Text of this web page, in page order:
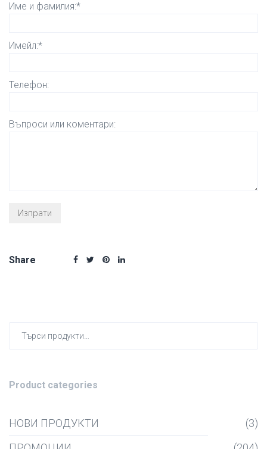
Име и фамилия:*
Имейл:*
Телефон:
Въпроси или коментари:
Share
Product categories
НОВИ ПРОДУКТИ
(3)